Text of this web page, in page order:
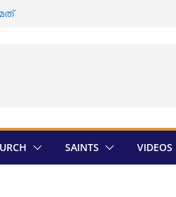
സ്ഥാനാർത്ഥികളെ
; അന്തിമ
അരമന
SAINTS VIDEOS